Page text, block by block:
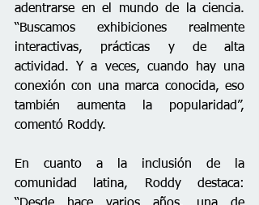
adentrarse en el mundo de la ciencia.
“Buscamos exhibiciones realmente
interactivas, prácticas y de alta
actividad. Y a veces, cuando hay una
conexión con una marca conocida, eso
también aumenta la popularidad”,
comentó Roddy.
En cuanto a la inclusión de la
comunidad latina, Roddy destaca: